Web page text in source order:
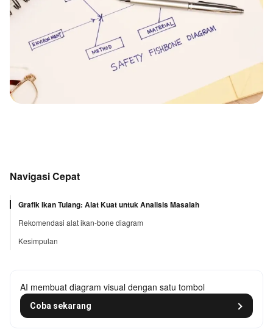
Navigasi Cepat
Grafik Ikan Tulang: Alat Kuat untuk Analisis Masalah
Rekomendasi alat ikan-bone diagram
Kesimpulan
AI membuat diagram visual dengan satu tombol
Coba sekarang